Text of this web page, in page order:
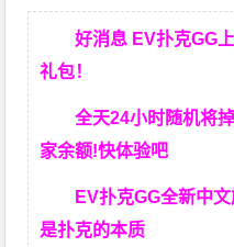
好消息 EV扑克GG
礼包！
全天24小时随机将
家余额!快体验吧
EV扑克GG全新中
是扑克的本质